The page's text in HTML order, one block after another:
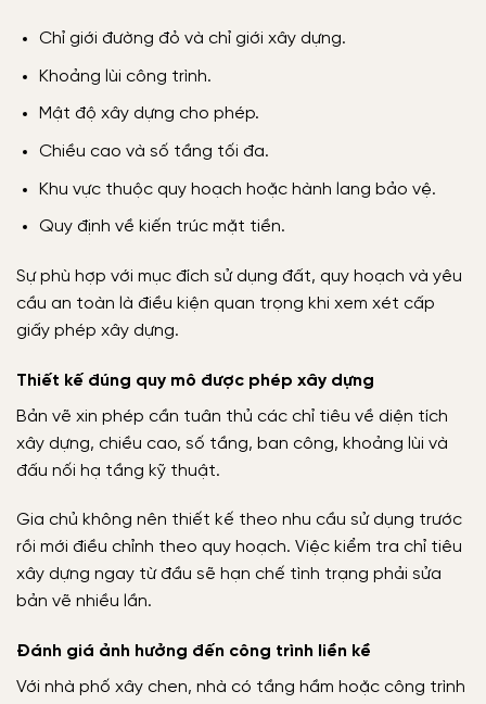
Chỉ giới đường đỏ và chỉ giới xây dựng.
Khoảng lùi công trình.
Mật độ xây dựng cho phép.
Chiều cao và số tầng tối đa.
Khu vực thuộc quy hoạch hoặc hành lang bảo vệ.
Quy định về kiến trúc mặt tiền.
Sự phù hợp với mục đích sử dụng đất, quy hoạch và yêu
cầu an toàn là điều kiện quan trọng khi xem xét cấp
giấy phép xây dựng.
Thiết kế đúng quy mô được phép xây dựng
Bản vẽ xin phép cần tuân thủ các chỉ tiêu về diện tích
xây dựng, chiều cao, số tầng, ban công, khoảng lùi và
đấu nối hạ tầng kỹ thuật.
Gia chủ không nên thiết kế theo nhu cầu sử dụng trước
rồi mới điều chỉnh theo quy hoạch. Việc kiểm tra chỉ tiêu
xây dựng ngay từ đầu sẽ hạn chế tình trạng phải sửa
bản vẽ nhiều lần.
Đánh giá ảnh hưởng đến công trình liền kề
Với nhà phố xây chen, nhà có tầng hầm hoặc công trình